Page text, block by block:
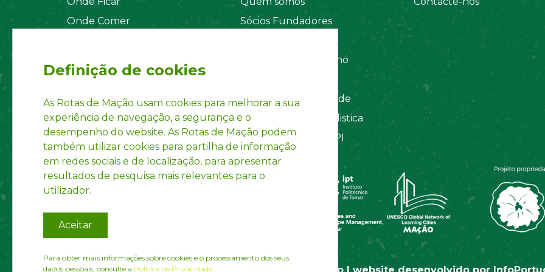
Onde Comer
Sócios Fundadores
Regulamento Interno
Política de Privacidade
Informação Contabilistica
Marca Registada INPI
Definição de cookies
As Rotas de Mação usam cookies para melhorar a sua
experiência de navegação, a segurança e o
desempenho do website. As Rotas de Mação podem
também utilizar cookies para partilha de informação
em redes sociais e de localização, para apresentar
resultados de pesquisa mais relevantes para o
utilizador.
Aceitar
Para obter mais informações sobre cookies e o processamento dos seus
dados pessoais, consulte a Política de Privacidade.